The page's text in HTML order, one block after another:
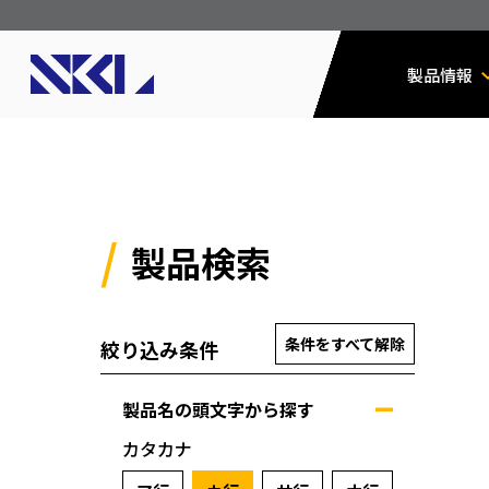
製品情報
製品検索
絞り込み条件 条件をすべて解除
製品名の頭文字から探す
カタカナ